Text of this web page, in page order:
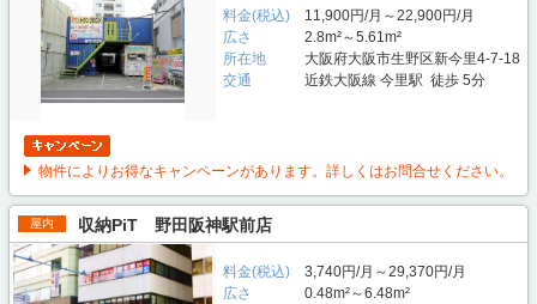
料金(税込)
11,900円/月～22,900円/月
広さ
2.8m²～5.61m²
所在地
大阪府大阪市生野区新今里4-7-18
交通
近鉄大阪線 今里駅 徒歩 5分
物件によりお得なキャンペーンがあります。詳しくはお問合せください。
屋内 収納PiT 野田阪神駅前店
料金(税込)
3,740円/月～29,370円/月
広さ
0.48m²～6.48m²